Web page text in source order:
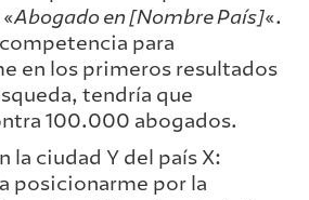
Abogado en [Nombre País]«.
para
en los primeros resultados
tendría que
100.000 abogados.
la ciudad Y del país X:
posicionarme por la